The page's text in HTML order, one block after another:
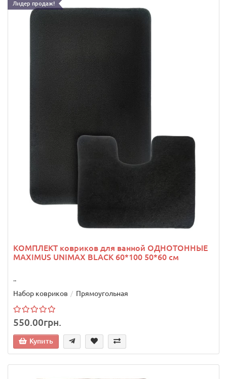
Лидер продаж!
КОМПЛЕКТ ковриков для ванной ОДНОТОННЫЕ
MAXIMUS UNIMAX BLACK 60*100 50*60 см
..
Набор ковриков
Прямоугольная
550.00грн.
Купить